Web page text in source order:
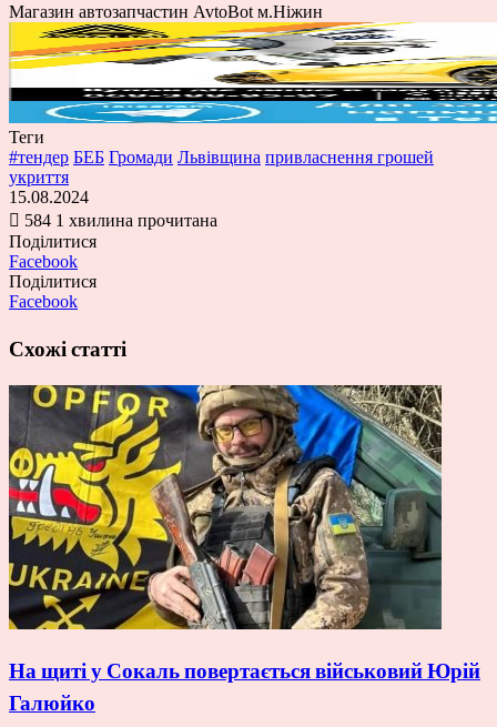
Магазин автозапчастин AvtoBot м.Ніжин
Теги
#тендер БЕБ Громади Львівщина привласнення грошей
укриття
15.08.2024
584 1 хвилина прочитана
Поділитися
Facebook
Поділитися
Facebook
Схожі статті
На щиті у Сокаль повертається військовий Юрій
Галюйко